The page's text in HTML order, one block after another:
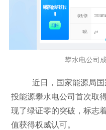
攀水电公司
近日，国家能源局国
投能源攀水电公司首次取
现了绿证零的突破，标志
值获得权威认可。